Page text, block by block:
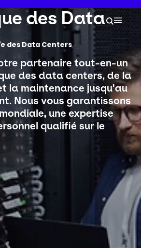
votre pays et langue
des Data Centers
des Data
partenaire tout-en-un
des data centers, de la
la maintenance jusqu'au
Nous vous garantissons
une expertise
qualifié sur le